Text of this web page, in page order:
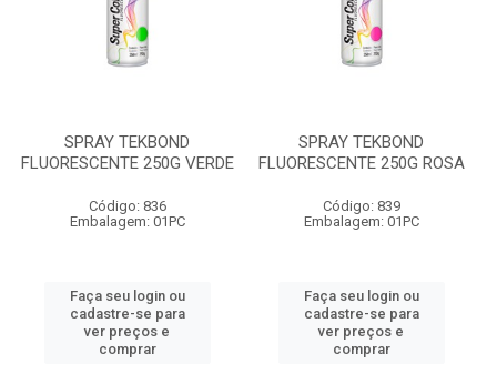
SPRAY TEKBOND
FLUORESCENTE 250G VERDE
Código: 836
Embalagem: 01PC
Faça seu login ou
cadastre-se para
ver preços e
comprar
SPRAY TEKBOND
FLUORESCENTE 250G ROSA
Código: 839
Embalagem: 01PC
Faça seu login ou
cadastre-se para
ver preços e
comprar